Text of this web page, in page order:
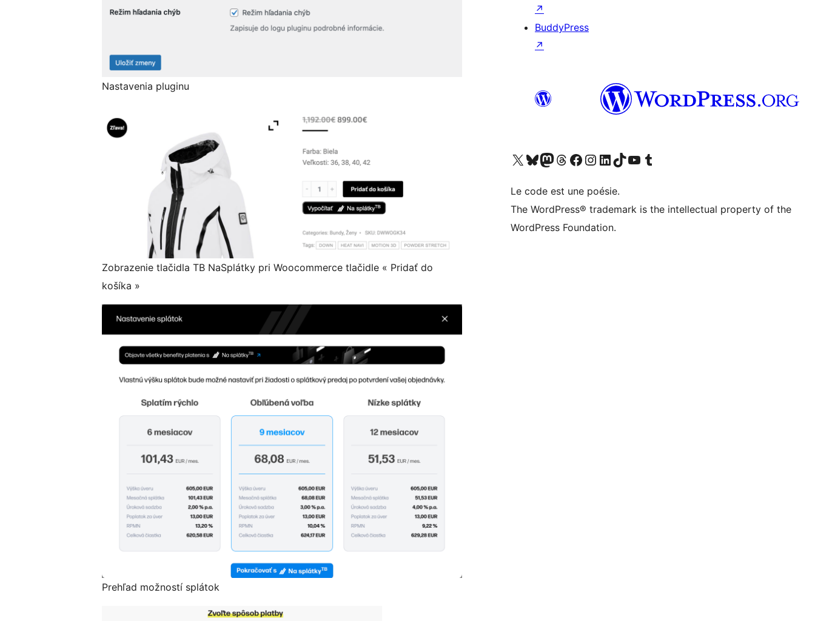
Nastavenia pluginu
Zobrazenie tlačidla TB NaSplátky pri Woocommerce tlačidle « Pridať do
košíka »
Prehľad možností splátok
↗
BuddyPress
↗
Visit our X (formerly Twitter) account
Visitez notre compte Bluesky
Visit our Mastodon account
Visitez notre compte Threads
Visit our Facebook page
Visit our Instagram account
Visit our LinkedIn account
Visitez notre compte TikTok
Visit our YouTube channel
Visitez notre compte Tumblr
Le code est une poésie.
The WordPress® trademark is the intellectual property of the
WordPress Foundation.